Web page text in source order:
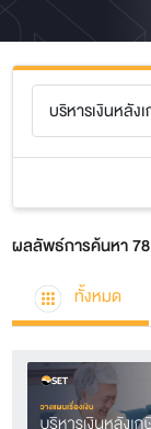
ผลลัพธ์การค้นหา
ทั้งหมด